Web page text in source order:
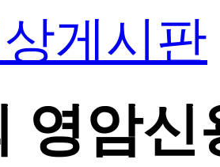
게시판
영암